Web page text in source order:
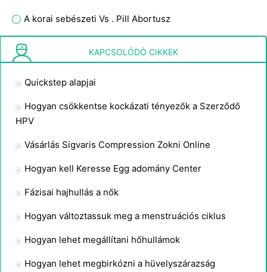
A korai sebészeti Vs . Pill Abortusz
Hogyan dobja tamponKAPCSOLÓDÓ CIKKEK
Quickstep alapjai
Hogyan csökkentse kockázati tényezők a Szerződő
HPV
Vásárlás Sigvaris Compression Zokni Online
Hogyan kell Keresse Egg adomány Center
Fázisai hajhullás a nők
Hogyan változtassuk meg a menstruációs ciklus
Hogyan lehet megállítani hőhullámok
Hogyan lehet megbirkózni a hüvelyszárazság